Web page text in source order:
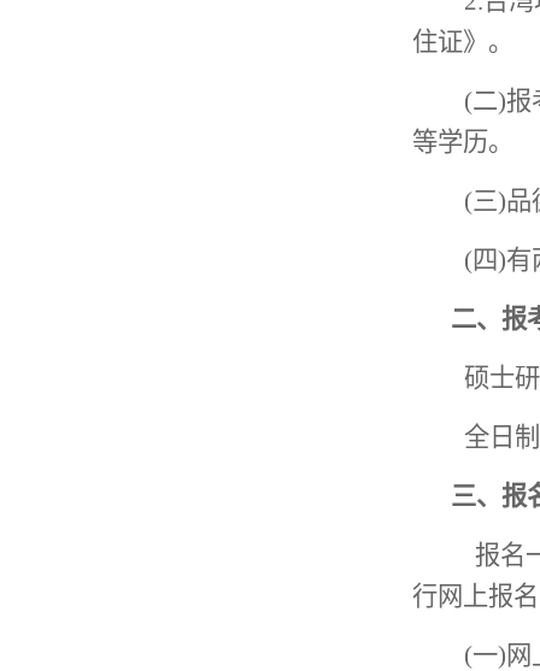
住证》。
(二)报
等学历。
(三)品
(四)有
二、报
硕士
全日
三、报
报名
行网上报
(一)网